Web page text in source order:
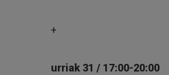
+
urriak 31 / 17:00-20:00